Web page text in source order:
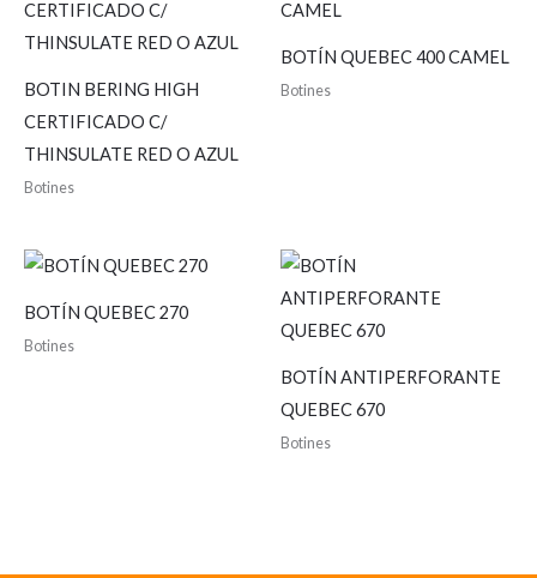
BOTIN BERING HIGH
CERTIFICADO C/
THINSULATE RED O AZUL
Botines
BOTÍN QUEBEC 400 CAMEL
Botines
BOTÍN QUEBEC 270
Botines
BOTÍN ANTIPERFORANTE
QUEBEC 670
Botines